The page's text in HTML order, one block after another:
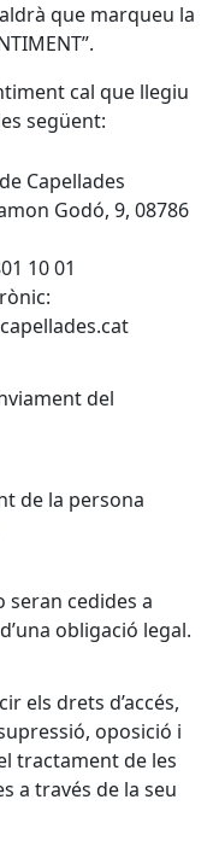
que marqueu la
cal que llegiu
següent:
Capellades
Godó, 9, 08786
10 01
del
de la persona
seran cedides a
obligació legal.
els drets d’accés,
oposició i
tractament de les
a través de la seu